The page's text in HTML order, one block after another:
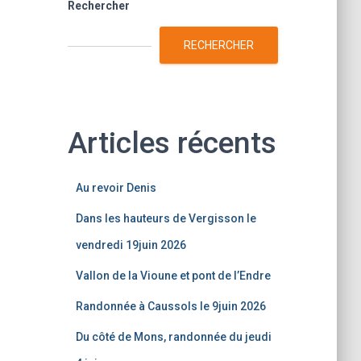
Rechercher
RECHERCHER
Articles récents
Au revoir Denis
Dans les hauteurs de Vergisson le
vendredi 19juin 2026
Vallon de la Vioune et pont de l’Endre
Randonnée à Caussols le 9juin 2026
Du côté de Mons, randonnée du jeudi